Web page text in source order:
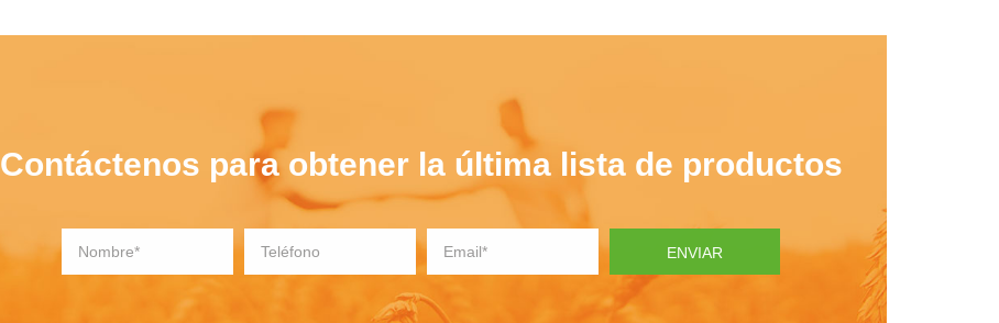
Contáctenos para obtener la última lista de productos
ENVIAR